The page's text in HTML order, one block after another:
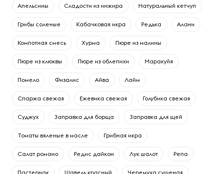
Апельсины Сладости из инжира Натуральный кетчуп
Грибы соленые Кабачковая икра Редька Алани
Компотная смесь Хурма Пюре из малины
Пюре из клюквы Пюре из облепихи Маракуйя
Помело Физалис Айва Лайм
Спаржа свежая Ежевика свежая Голубика свежая
Суджух Заправка для борща Заправка для щей
Томаты вяленые в масле Грибная икра
Салат романо Редис дайкон Лук шалот Репа
Пастернак Щавель красный Черемуха сушеная